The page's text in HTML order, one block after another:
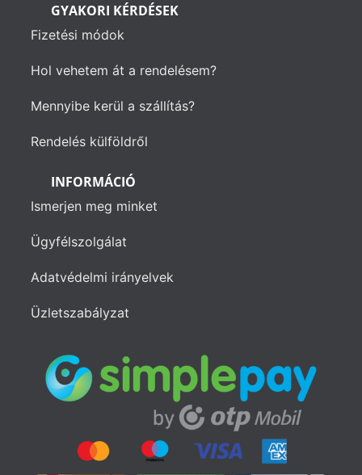
GYAKORI KÉRDÉSEK
Fizetési módok
Hol vehetem át a rendelésem?
Mennyibe kerül a szállítás?
Rendelés külföldről
INFORMÁCIÓ
Ismerjen meg minket
Ügyfélszolgálat
Adatvédelmi irányelvek
Üzletszabályzat